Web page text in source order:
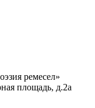
ремесел»
площадь, д.2а